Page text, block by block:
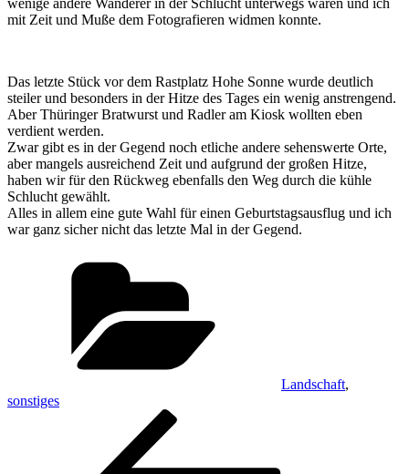
mit Zeit und Muße dem Fotografieren widmen konnte.
Das letzte Stück vor dem Rastplatz Hohe Sonne wurde deutlich
steiler und besonders in der Hitze des Tages ein wenig anstrengend.
Aber Thüringer Bratwurst und Radler am Kiosk wollten eben
verdient werden.
Zwar gibt es in der Gegend noch etliche andere sehenswerte Orte,
aber mangels ausreichend Zeit und aufgrund der großen Hitze,
haben wir für den Rückweg ebenfalls den Weg durch die kühle
Schlucht gewählt.
Alles in allem eine gute Wahl für einen Geburtstagsausflug und ich
war ganz sicher nicht das letzte Mal in der Gegend.
Landschaft,
sonstiges
Beitragsnavigation